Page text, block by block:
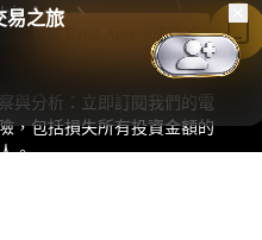
與分析：立即訂閱我們的電
，包括損失所有投資金額的
。
App
易之旅
在 Bybit App 中閱讀